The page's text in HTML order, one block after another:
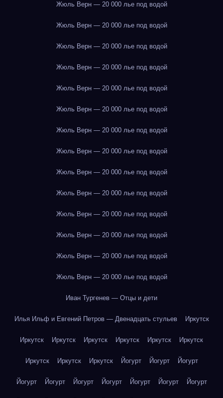
Жюль Верн — 20 000 лье под водой
Жюль Верн — 20 000 лье под водой
Жюль Верн — 20 000 лье под водой
Жюль Верн — 20 000 лье под водой
Жюль Верн — 20 000 лье под водой
Жюль Верн — 20 000 лье под водой
Жюль Верн — 20 000 лье под водой
Жюль Верн — 20 000 лье под водой
Жюль Верн — 20 000 лье под водой
Жюль Верн — 20 000 лье под водой
Жюль Верн — 20 000 лье под водой
Жюль Верн — 20 000 лье под водой
Жюль Верн — 20 000 лье под водой
Жюль Верн — 20 000 лье под водой
Иван Тургенев — Отцы и дети
Илья Ильф и Евгений Петров — Двенадцать стульев Иркутск
Иркутск Иркутск Иркутск Иркутск Иркутск Иркутск
Иркутск Иркутск Иркутск Йогурт Йогурт Йогурт
Йогурт Йогурт Йогурт Йогурт Йогурт Йогурт Йогурт